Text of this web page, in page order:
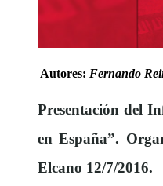
Autores: Fernando
Presentación del
en España”.
Elcano 12/7/2016.